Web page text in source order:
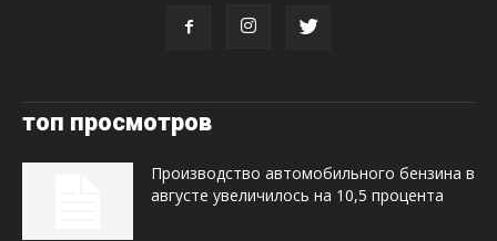
топ просмотров
Производство автомобильного бензина в
августе увеличилось на 10,5 процента